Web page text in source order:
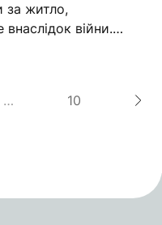
за житло,
війни.
… 10